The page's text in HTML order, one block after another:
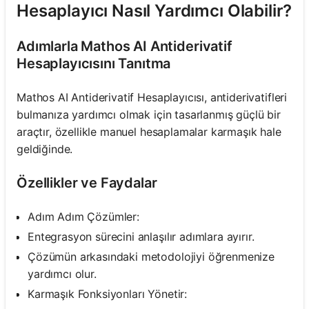
Hesaplayıcı Nasıl Yardımcı Olabilir?
Adımlarla Mathos AI Antiderivatif
Hesaplayıcısını Tanıtma
Mathos AI Antiderivatif Hesaplayıcısı, antiderivatifleri
bulmanıza yardımcı olmak için tasarlanmış güçlü bir
araçtır, özellikle manuel hesaplamalar karmaşık hale
geldiğinde.
Özellikler ve Faydalar
Adım Adım Çözümler:
Entegrasyon sürecini anlaşılır adımlara ayırır.
Çözümün arkasındaki metodolojiyi öğrenmenize
yardımcı olur.
Karmaşık Fonksiyonları Yönetir: